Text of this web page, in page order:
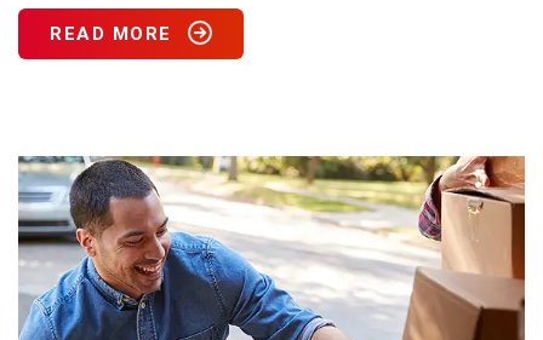
READ MORE